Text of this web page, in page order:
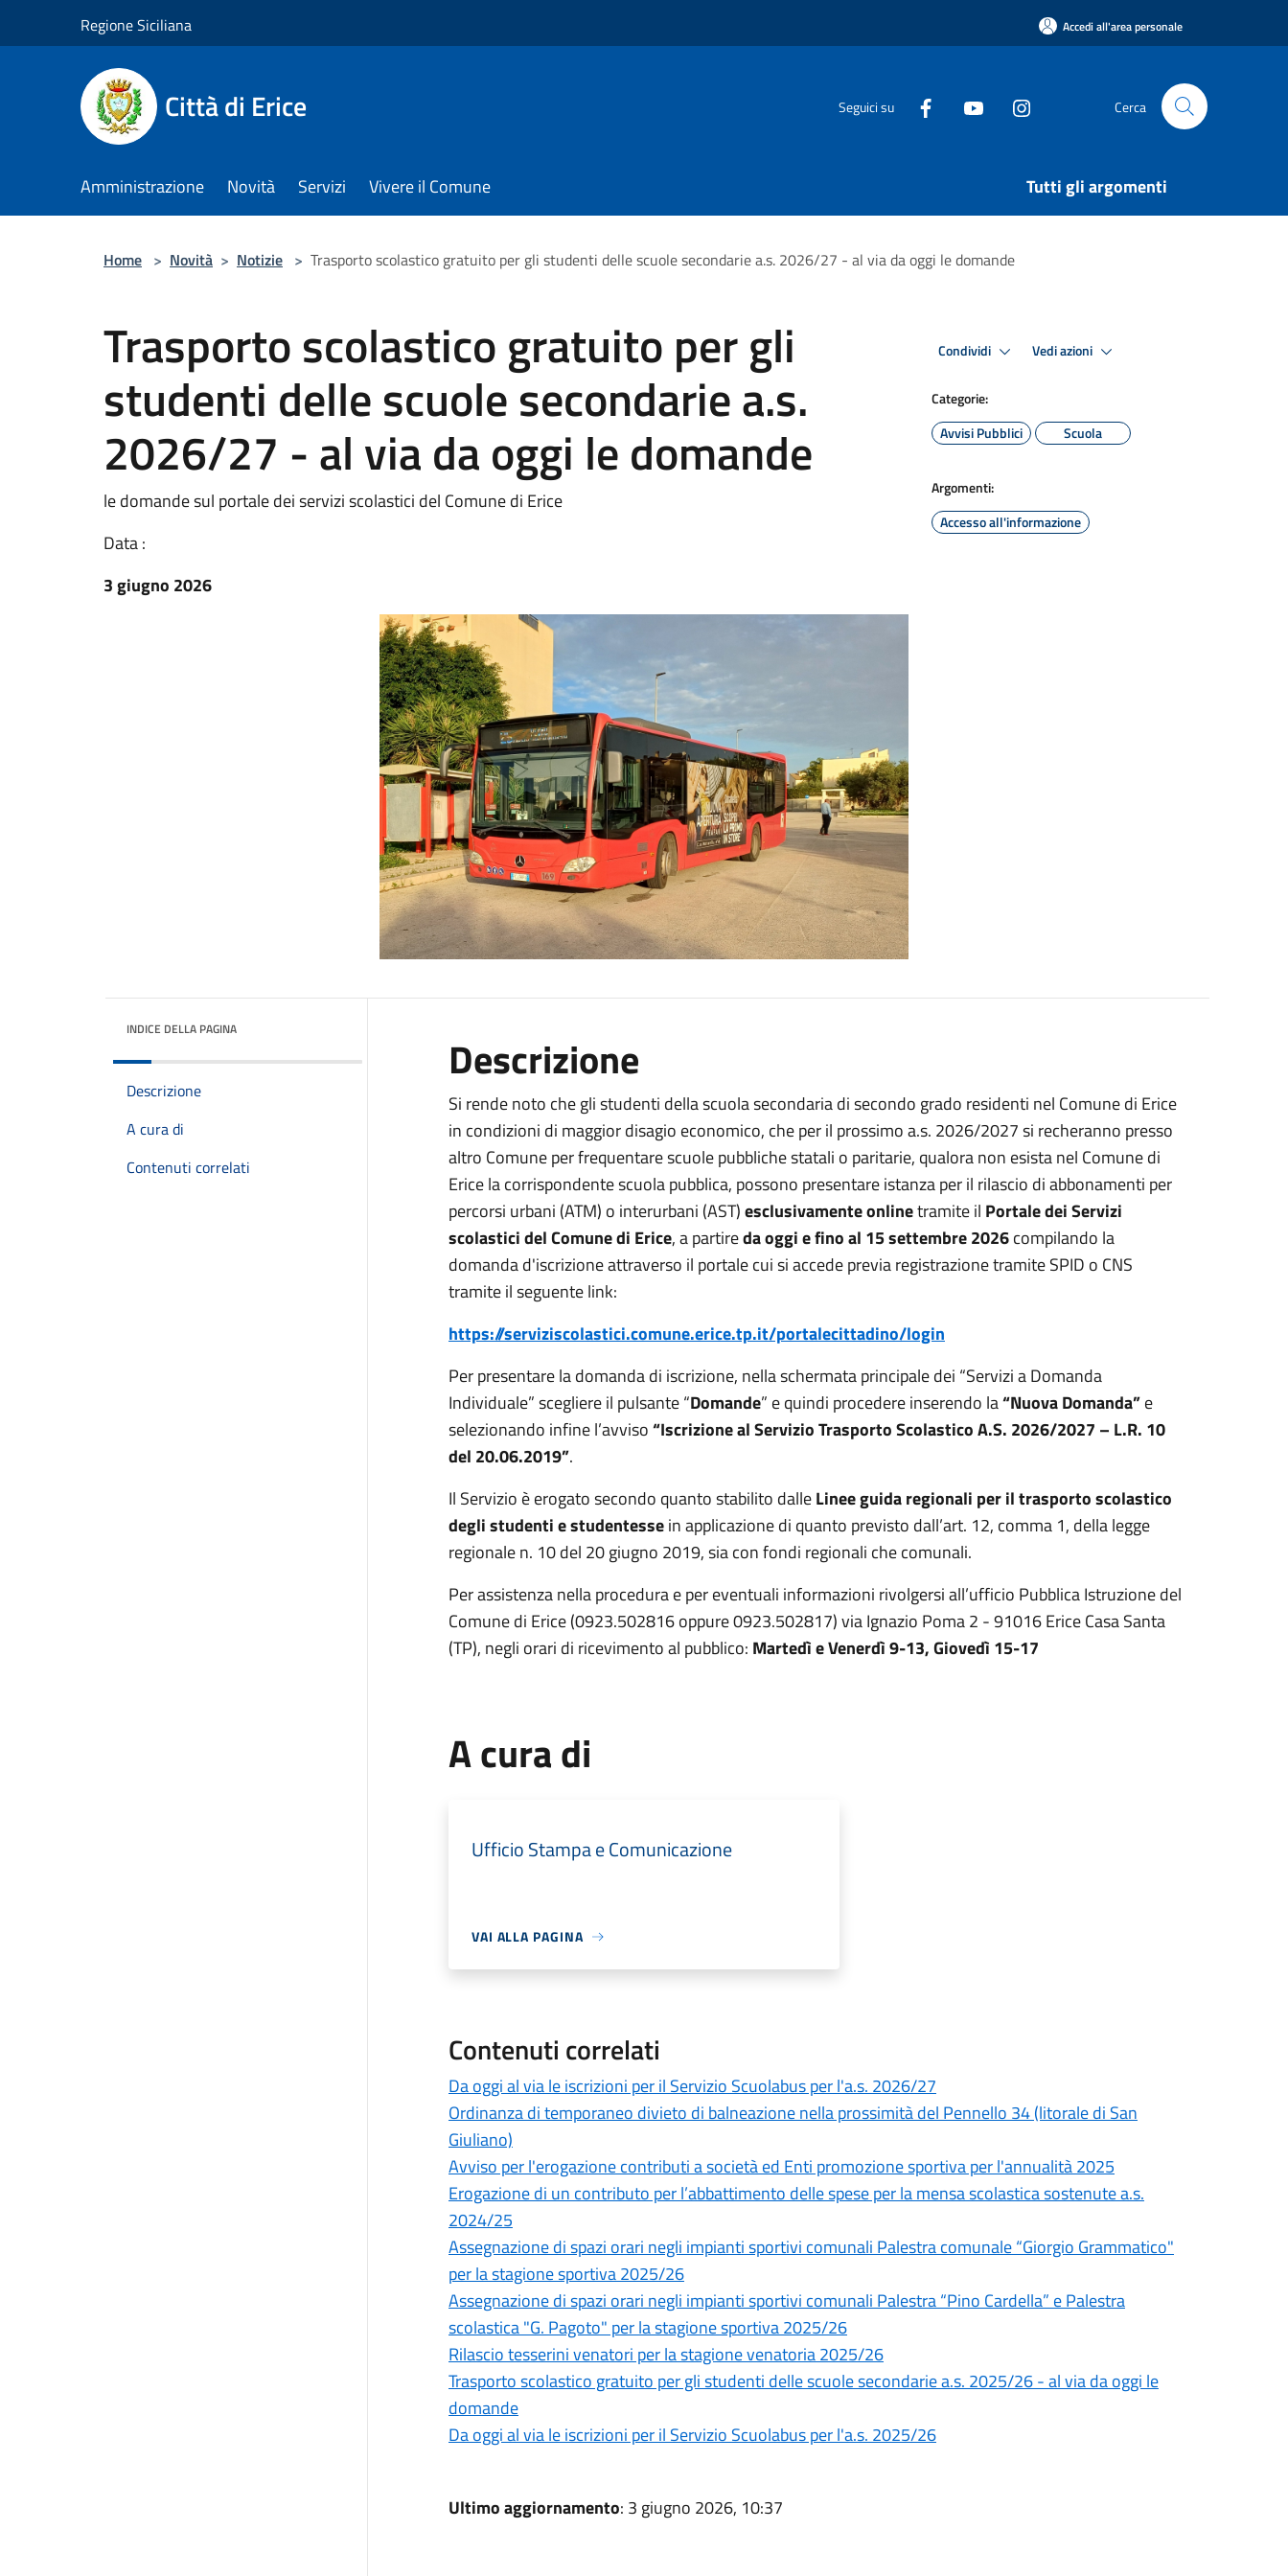
Regione Siciliana Accedi all'area personale
Città di Erice Seguici su Cerca
Amministrazione Novità Servizi Vivere il Comune Tutti gli argomenti
Home > Novità > Notizie > Trasporto scolastico gratuito per gli studenti delle scuole secondarie a.s. 2026/27 - al via da oggi le domande
Trasporto scolastico gratuito per gli
studenti delle scuole secondarie a.s.
2026/27 - al via da oggi le domande
le domande sul portale dei servizi scolastici del Comune di Erice
Data :
3 giugno 2026
Condividi Vedi azioni
Categorie:
Avvisi Pubblici
Scuola
Argomenti:
Accesso all'informazione
INDICE DELLA PAGINA
Descrizione
A cura di
Contenuti correlati
Descrizione
Si rende noto che gli studenti della scuola secondaria di secondo grado residenti nel Comune di Erice
in condizioni di maggior disagio economico, che per il prossimo a.s. 2026/2027 si recheranno presso
altro Comune per frequentare scuole pubbliche statali o paritarie, qualora non esista nel Comune di
Erice la corrispondente scuola pubblica, possono presentare istanza per il rilascio di abbonamenti per
percorsi urbani (ATM) o interurbani (AST)esclusivamenteonlinetramite il Portale dei Servizi
scolastici del Comune di Erice, a partireda oggi e fino al 15 settembre 2026compilando la
domanda d'iscrizione attraverso il portale cui si accede previa registrazione tramite SPID o CNS
tramite il seguente link:
https://serviziscolastici.comune.erice.tp.it/portalecittadino/login
Per presentare la domanda di iscrizione, nella schermata principale dei “Servizi a Domanda
Individuale” scegliere il pulsante “Domande” e quindi procedere inserendo la“Nuova Domanda”e
selezionando infine l’avviso“Iscrizione al Servizio Trasporto Scolastico A.S. 2026/2027 – L.R. 10
del 20.06.2019”.
Il Servizio è erogato secondo quanto stabilito dalleLinee guida regionali per il trasporto scolastico
degli studenti e studentessein applicazione di quanto previsto dall’art. 12, comma 1, della legge
regionale n. 10 del 20 giugno 2019, sia con fondi regionali che comunali.
Per assistenza nella procedura e per eventuali informazioni rivolgersi all’ufficio Pubblica Istruzione del
Comune di Erice (0923.502816 oppure 0923.502817) via Ignazio Poma 2 - 91016 Erice Casa Santa
(TP), negli orari di ricevimento al pubblico: Martedì e Venerdì 9-13, Giovedì 15-17
A cura di
Ufficio Stampa e Comunicazione
VAI ALLA PAGINA
Contenuti correlati
Da oggi al via le iscrizioni per il Servizio Scuolabus per l'a.s. 2026/27
Ordinanza di temporaneo divieto di balneazione nella prossimità del Pennello 34 (litorale di San
Giuliano)
Avviso per l'erogazione contributi a società ed Enti promozione sportiva per l'annualità 2025
Erogazione di un contributo per l’abbattimento delle spese per la mensa scolastica sostenute a.s.
2024/25
Assegnazione di spazi orari negli impianti sportivi comunali Palestra comunale “Giorgio Grammatico"
per la stagione sportiva 2025/26
Assegnazione di spazi orari negli impianti sportivi comunali Palestra “Pino Cardella” e Palestra
scolastica "G. Pagoto" per la stagione sportiva 2025/26
Rilascio tesserini venatori per la stagione venatoria 2025/26
Trasporto scolastico gratuito per gli studenti delle scuole secondarie a.s. 2025/26 - al via da oggi le
domande
Da oggi al via le iscrizioni per il Servizio Scuolabus per l'a.s. 2025/26
Ultimo aggiornamento: 3 giugno 2026, 10:37